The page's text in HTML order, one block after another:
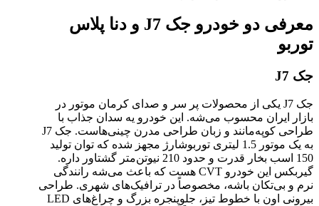
معرفی دو خودرو جک
J7 و دنا پلاس
توربو
جک
جک J7 یکی از محصولات پر سر و صدای کرمان موتور در
بازار ایران محسوب می‌شه. این خودرو یه سدان جذاب با
طراحی کوپه‌مانند و زبان طراحی مدرن چینی‌هاست. جک J7
به یک موتور 1.5 لیتری توربوشارژ مجهز شده که توان تولید
150 اسب بخار قدرت و حدود 210 نیوتن‌متر گشتاور داره.
گیربکس این خودرو CVT هست که باعث می‌شه رانندگی
نرم و بی‌تکان باشه، مخصوصاً در ترافیک‌های شهری. طراحی
بیرونی اون با خطوط تیز، جلوپنجره بزرگ و چراغ‌های LED